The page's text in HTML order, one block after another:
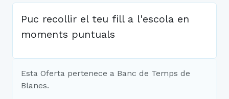
Puc recollir el teu fill a l'escola en
moments puntuals
Esta Oferta pertenece a Banc de Temps de
Blanes.